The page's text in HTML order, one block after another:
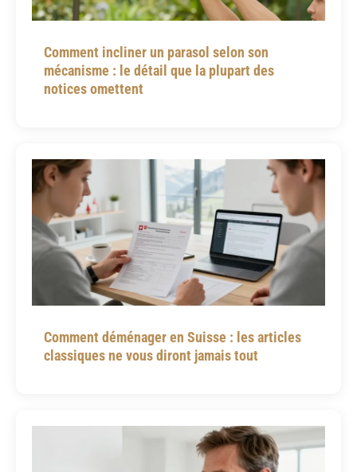
Comment incliner un parasol selon son
mécanisme : le détail que la plupart des
notices omettent
Comment déménager en Suisse : les articles
classiques ne vous diront jamais tout